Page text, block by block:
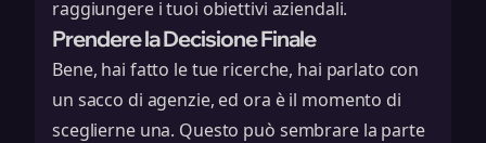
raggiungere i tuoi obiettivi aziendali.
Prendere la Decisione Finale
Bene, hai fatto le tue ricerche, hai parlato con
un sacco di agenzie, ed ora è il momento di
sceglierne una. Questo può sembrare la parte